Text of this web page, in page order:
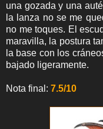
una gozada y una
la lanza no se me
no me toques. El
maravilla, la postura
la base con los
bajado ligeramente.
Nota final: 7.5/10